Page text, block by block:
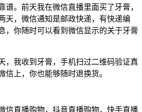
谱。前天我在微信直播里面买了牙膏，
天，微信通知是邮政快递，有快递编
，你随时可以看到微信显示的关于牙膏
，我收到牙膏，手机扫过二维码验证真
信上，你也能够随时退换货。
信直播购物，抖音直播购物，快手直播